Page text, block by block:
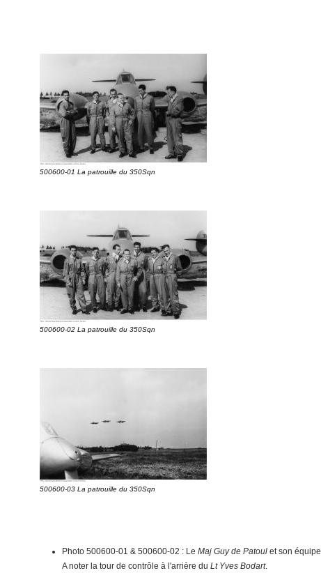
500600-01 La patrouille du 350Sqn
500600-02 La patrouille du 350Sqn
500600-03 La patrouille du 350Sqn
Photo 500600-01 & 500600-02 : Le Maj Guy de Patoul et son
A noter la tour de contrôle à l'arrière du Lt Yves Bodart.